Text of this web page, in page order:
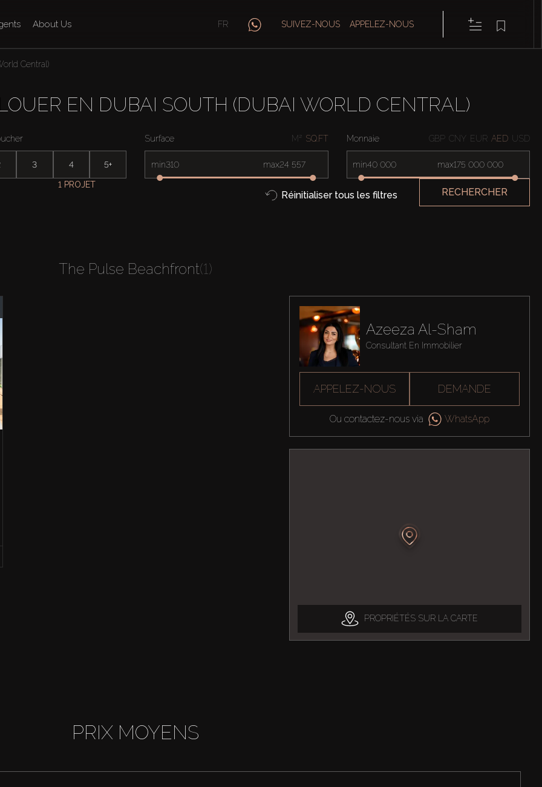
About Us FR SUIVEZ-NOUS APPELEZ-NOUS
Central)
EN DUBAI SOUTH (DUBAI WORLD CENTRAL)
3 4 5+
Surface M² SQ.FT
min max
Monnaie GBP CNY EUR AED USD
min max
1 PROJET
Réinitialiser tous les filtres RECHERCHER
The Pulse Beachfront(1)
Azeeza Al-Sham
Consultant En Immobilier
APPELEZ-NOUS DEMANDE
Ou contactez-nous via WhatsApp
PROPRIÉTÉS SUR LA CARTE
PRIX MOYENS